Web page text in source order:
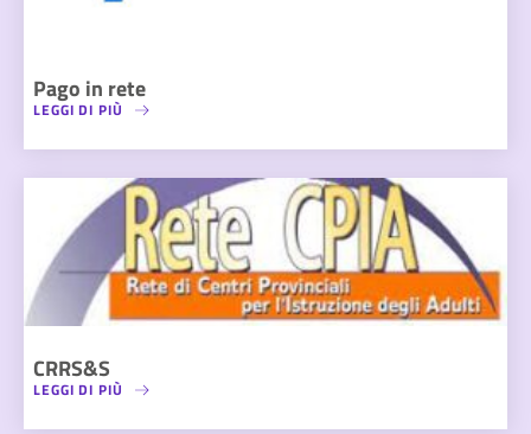
Pago in rete
LEGGI DI PIÙ
CRRS&S
LEGGI DI PIÙ